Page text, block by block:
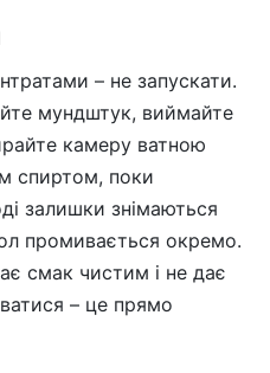
– не запускати.
мундштук, виймайте
камеру ватною
спиртом, поки
залишки знімаються
промивається окремо.
смак чистим і не дає
– це прямо